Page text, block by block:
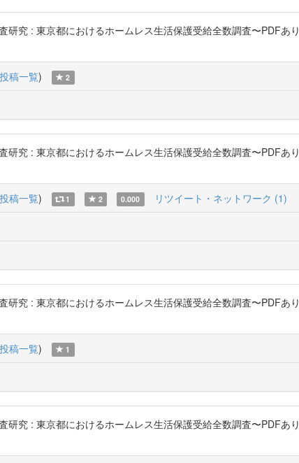
研究 : 東京都におけるホームレス生活保護受給全数調査〜PDF
投稿一覧) 2
研究 : 東京都におけるホームレス生活保護受給全数調査〜PDF
投稿一覧) 1 2 0.000 リツイート・ネットワーク (1)
研究 : 東京都におけるホームレス生活保護受給全数調査〜PDF
投稿一覧) 1
研究 : 東京都におけるホームレス生活保護受給全数調査〜PDF